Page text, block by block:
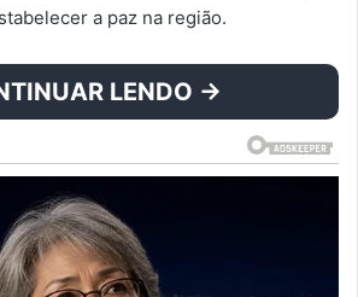
a paz na região.
LENDO →